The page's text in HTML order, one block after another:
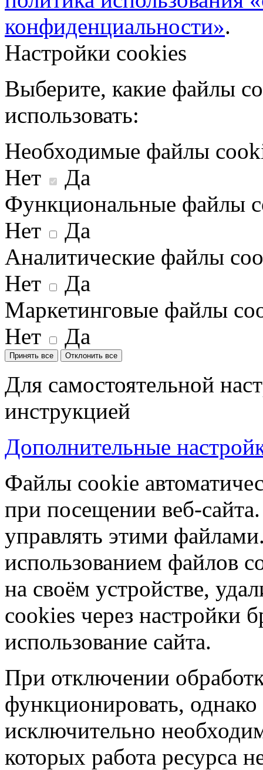
конфиденциальности».
Настройки cookies
Выберите, какие файлы
использовать:
Необходимые файлы
Нет
Да
Функциональные файлы
Нет
Да
Аналитические файлы
Нет
Да
Маркетинговые файлы
Нет
Да
Принять все Отклонить все
Для самостоятельной
инструкцией
Дополнительные
Файлы cookie
при посещении веб-
управлять этими
использованием файлов
на своём устройстве,
cookies через настройки
использование сайта.
При отключении
функционировать, однако
исключительно
которых работа ресурса